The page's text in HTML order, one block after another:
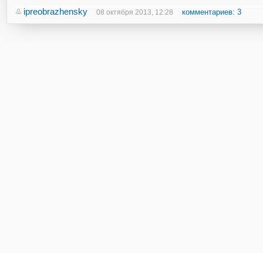
ipreobrazhensky 08 октября 2013, 12:28 комментариев: 3